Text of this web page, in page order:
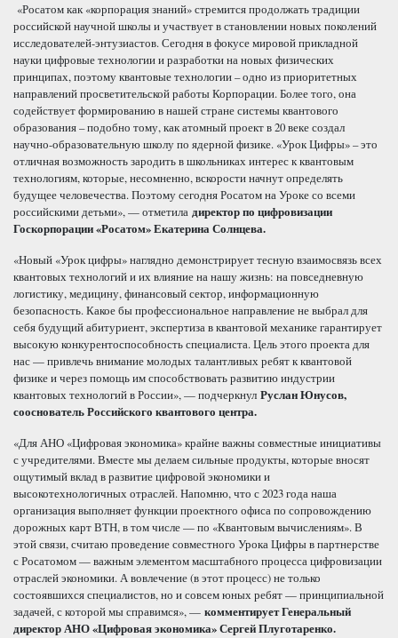
«Росатом как «корпорация знаний» стремится продолжать традиции
российской научной школы и участвует в становлении новых поколений
исследователей-энтузиастов. Сегодня в фокусе мировой прикладной
науки цифровые технологии и разработки на новых физических
принципах, поэтому квантовые технологии – одно из приоритетных
направлений просветительской работы Корпорации. Более того, она
содействует формированию в нашей стране системы квантового
образования – подобно тому, как атомный проект в 20 веке создал
научно-образовательную школу по ядерной физике. «Урок Цифры» – это
отличная возможность зародить в школьниках интерес к квантовым
технологиям, которые, несомненно, вскорости начнут определять
будущее человечества. Поэтому сегодня Росатом на Уроке со всеми
российскими детьми», — отметила директор по цифровизации
Госкорпорации «Росатом» Екатерина Солнцева.
«Новый «Урок цифры» наглядно демонстрирует тесную взаимосвязь всех
квантовых технологий и их влияние на нашу жизнь: на повседневную
логистику, медицину, финансовый сектор, информационную
безопасность. Какое бы профессиональное направление не выбрал для
себя будущий абитуриент, экспертиза в квантовой механике гарантирует
высокую конкурентоспособность специалиста. Цель этого проекта для
нас — привлечь внимание молодых талантливых ребят к квантовой
физике и через помощь им способствовать развитию индустрии
квантовых технологий в России», — подчеркнул Руслан Юнусов,
сооснователь Российского квантового центра.
«Для АНО «Цифровая экономика» крайне важны совместные инициативы
с учредителями. Вместе мы делаем сильные продукты, которые вносят
ощутимый вклад в развитие цифровой экономики и
высокотехнологичных отраслей. Напомню, что с 2023 года наша
организация выполняет функции проектного офиса по сопровождению
дорожных карт ВТН, в том числе — по «Квантовым вычислениям». В
этой связи, считаю проведение совместного Урока Цифры в партнерстве
с Росатомом — важным элементом масштабного процесса цифровизации
отраслей экономики. А вовлечение (в этот процесс) не только
состоявшихся специалистов, но и совсем юных ребят — принципиальной
задачей, с которой мы справимся», — комментирует Генеральный
директор АНО «Цифровая экономика» Сергей Плуготаренко.